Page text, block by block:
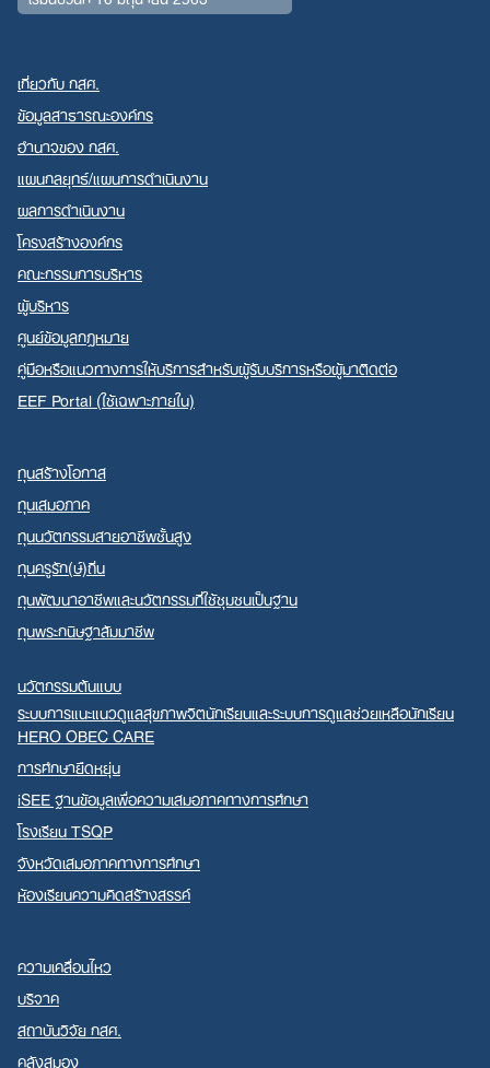
Search
for:
เกี่ยวกับ กสศ.
ข้อมูลสาธารณะองค์กร
อำนาจของ กสศ.
แผนกลยุทธ์/แผนการดำเนินงาน
ผลการดำเนินงาน
โครงสร้างองค์กร
คณะกรรมการบริหาร
ผู้บริหาร
ศูนย์ข้อมูลกฎหมาย
คู่มือหรือแนวทางการให้บริการสำหรับผู้รับบริการหรือผู้มาติดต่อ
EEF Portal (ใช้เฉพาะภายใน)
ทุนสร้างโอกาส
ทุนเสมอภาค
ทุนนวัตกรรมสายอาชีพชั้นสูง
ทุนครูรัก(ษ์)ถิ่น
ทุนพัฒนาอาชีพและนวัตกรรมที่ใช้ชุมชนเป็นฐาน
ทุนพระกนิษฐาสัมมาชีพ
นวัตกรรมต้นแบบ
ระบบการแนะแนวดูแลสุขภาพจิตนักเรียนและระบบการดูแลช่วยเหลือนักเรียน
HERO OBEC CARE
การศึกษายืดหยุ่น
iSEE ฐานข้อมูลเพื่อความเสมอภาคทางการศึกษา
โรงเรียน TSQP
จังหวัดเสมอภาคทางการศึกษา
ห้องเรียนความคิดสร้างสรรค์
ความเคลื่อนไหว
บริจาค
สถาบันวิจัย กสศ.
คลังสมอง